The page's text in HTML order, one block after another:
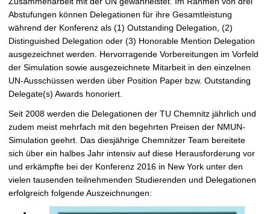
Abstufungen können Delegationen für ihre Gesamtleistung
während der Konferenz als (1) Outstanding Delegation, (2)
Distinguished Delegation oder (3) Honorable Mention Delegation
ausgezeichnet werden. Hervorragende Vorbereitungen im Vorfeld
der Simulation sowie ausgezeichnete Mitarbeit in den einzelnen
UN-Ausschüssen werden über Position Paper bzw. Outstanding
Delegate(s) Awards honoriert.
Seit 2008 werden die Delegationen der TU Chemnitz jährlich und
zudem meist mehrfach mit den begehrten Preisen der NMUN-
Simulation geehrt. Das diesjährige Chemnitzer Team bereitete
sich über ein halbes Jahr intensiv auf diese Herausforderung vor
und erkämpfte bei der Konferenz 2016 in New York unter den
vielen tausenden teilnehmenden Studierenden und Delegationen
erfolgreich folgende Auszeichnungen: